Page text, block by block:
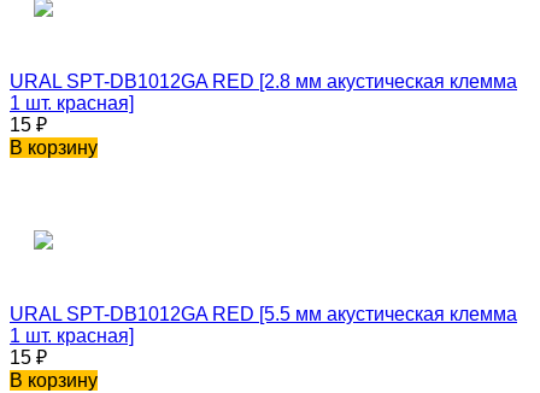
URAL SPT-DB1012GA RED [2.8 мм акустическая клемма
1 шт. красная]
15 ₽
В корзину
URAL SPT-DB1012GA RED [5.5 мм акустическая клемма
1 шт. красная]
15 ₽
В корзину